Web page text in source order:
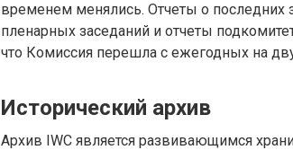
временем менялись. Отчеты о последних
пленарных заседаний и отчеты
что Комиссия перешла с ежегодных на
Исторический архив
Архив IWC является развивающимся